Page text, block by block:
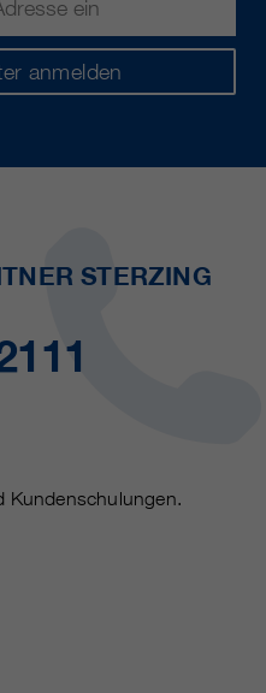
anmelden
STERZING
Kundenschulungen.